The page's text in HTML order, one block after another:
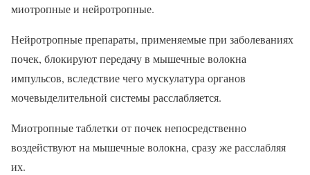
миотропные и нейротропные.
Нейротропные препараты, применяемые при заболеваниях
почек, блокируют передачу в мышечные волокна
импульсов, вследствие чего мускулатура органов
мочевыделительной системы расслабляется.
Миотропные таблетки от почек непосредственно
воздействуют на мышечные волокна, сразу же расслабляя
их.